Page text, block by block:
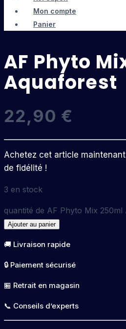
Mon compte
Panier
AF Phyto
Aquaforest
22,90 €
Achetez cet article
de fidélité !
3 en stock
quantité de AF Phyto Mix
Ajouter au panier
🚚 Livraison rapide
🔒 Paiement sécurisé
🏪 Retrait en magasin
📞 Conseils d’experts